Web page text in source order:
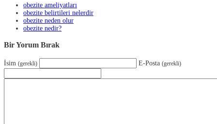
obezite ameliyatları
obezite belirtileri nelerdir
obezite neden olur
obezite nedir?
Bir Yorum Bırak
İsim (gerekli) E-Posta (gerekli)